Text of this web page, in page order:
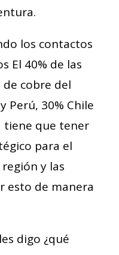
los contactos
El 40% de las
de cobre del
Perú, 30% Chile
tiene que tener
para el
y las
esto de manera
digo ¿qué